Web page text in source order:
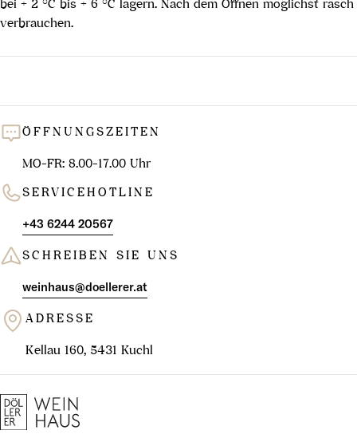
bei + 2 °C bis + 6 °C lagern. Nach dem Öffnen möglichst rasch
verbrauchen.
ÖFFNUNGSZEITEN
MO-FR: 8.00-17.00 Uhr
SERVICEHOTLINE
+43 6244 20567
SCHREIBEN SIE UNS
weinhaus@doellerer.at
ADRESSE
Kellau 160, 5431 Kuchl